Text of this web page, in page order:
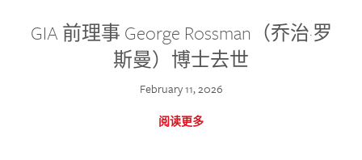
GIA 前理事 George Rossman（乔治·罗
斯曼）博士去世
February 11, 2026
阅读更多